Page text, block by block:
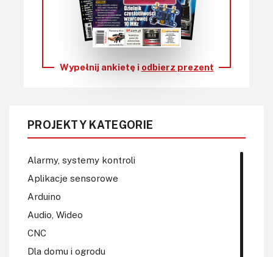
Wypełnij ankietę i odbierz prezent
PROJEKTY KATEGORIE
Alarmy, systemy kontroli
Aplikacje sensorowe
Arduino
Audio, Wideo
CNC
Dla domu i ogrodu